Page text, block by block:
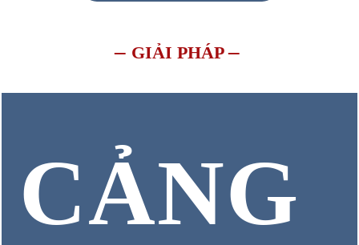
– GIẢI PHÁP–
CẢNG